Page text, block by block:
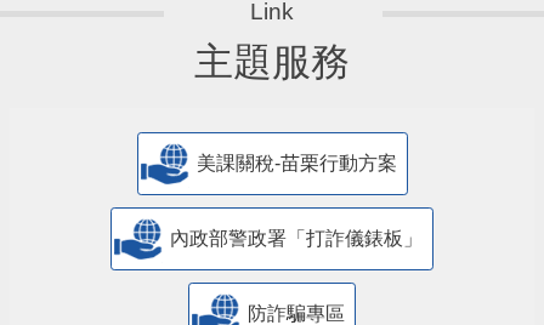
主題服務
美課關稅-苗栗行動方案
內政部警政署「打詐儀錶板」
防詐騙專區